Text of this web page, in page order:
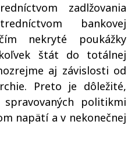
zadlžovania
bankovej
nekryté poukážky
štát do totálnej
aj závislosti od
Preto je dôležité,
politikmi
napätí a v nekonečnej